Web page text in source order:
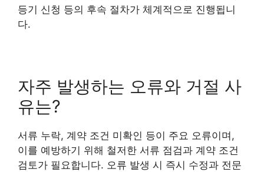
등기 신청 등의 후속 절차가 체계적으로 진행됩니
다.
자주 발생하는 오류와 거절 사
유는?
서류 누락, 계약 조건 미확인 등이 주요 오류이며,
이를 예방하기 위해 철저한 서류 점검과 계약 조건
검토가 필요합니다. 오류 발생 시 즉시 수정과 전문